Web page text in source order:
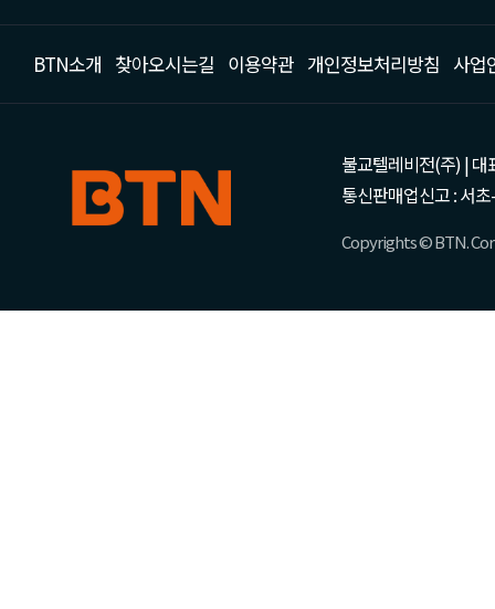
BTN소개 찾아오시는길 이용약관 개인정보처리방침 사업
불교텔레비전(주) | 대
통신판매업신고 : 서
Copyrights © BTN.